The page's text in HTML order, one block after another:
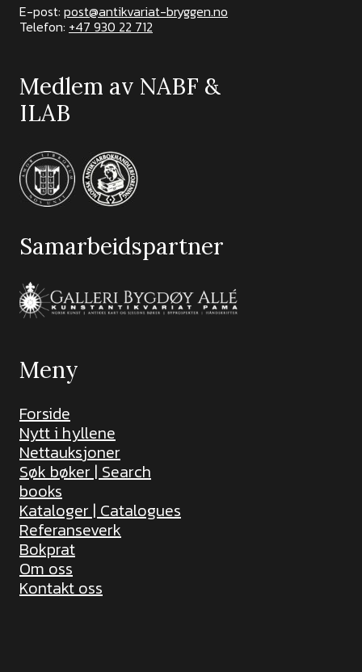
E-post: post@antikvariat-bryggen.no
Telefon: +47 930 22 712
Medlem av NABF &
ILAB
Samarbeidspartner
Meny
Forside
Nytt i hyllene
Nettauksjoner
Søk bøker | Search
books
Kataloger | Catalogues
Referanseverk
Bokprat
Om oss
Kontakt oss